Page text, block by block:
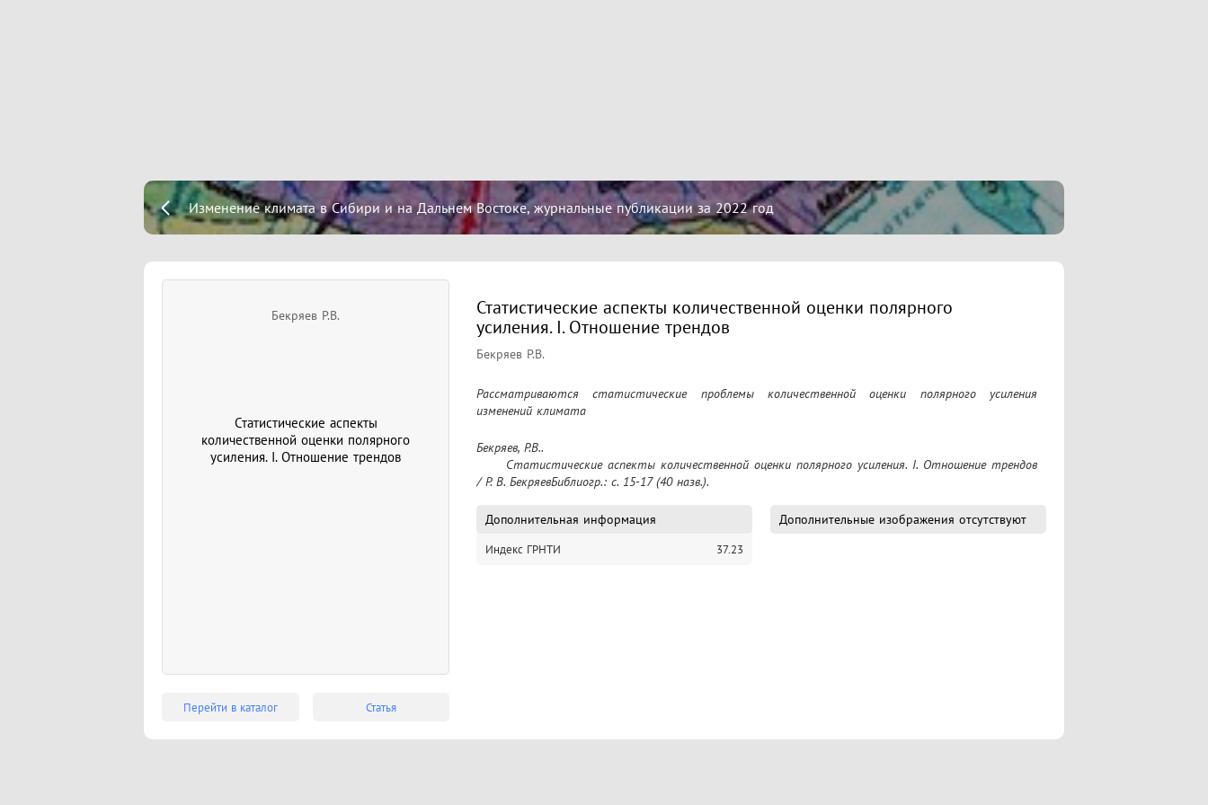
Изменение климата в Сибири и на Дальнем Востоке, журнальные публикации за 2022 год
Бекряев Р.В.
Статистические аспекты
количественной оценки полярного
усиления. I. Отношение трендов
Перейти в каталог Статья
Статистические аспекты количественной оценки полярного
усиления. I. Отношение трендов
Бекряев Р.В.
Рассматриваются статистические проблемы количественной оценки полярного усиления
изменений климата
Бекряев, Р.В..
/ Р. В. БекряевБиблиогр.: с. 15-17 (40 назв.).
Дополнительная информация
Индекс ГРНТИ 37.23
Дополнительные изображения отсутствуют